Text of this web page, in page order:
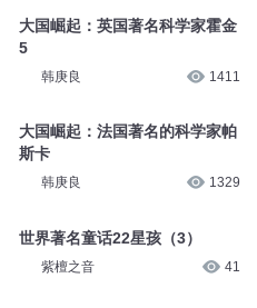
大国崛起：英国著名科学家霍金
5
韩庚良 1411
大国崛起：法国著名的科学家帕
斯卡
韩庚良 1329
世界著名童话22星孩（3）
紫檀之音 41